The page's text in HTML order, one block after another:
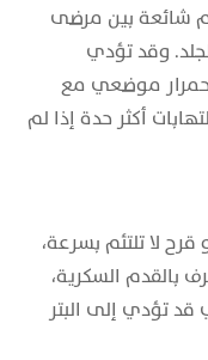
شائعة بين مرضى
وقد تؤدي
احمرار موضعي مع
أكثر حدة إذا لم
لا تلتئم بسرعة،
بالقدم السكرية،
تؤدي إلى البتر